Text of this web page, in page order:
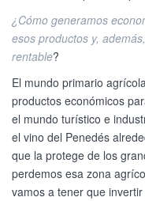
¿Cómo generamos
esos productos y,
rentable?
El mundo primario
productos económicos
el mundo turístico e
el vino del Penedés
que la protege de los
perdemos esa zona
vamos a tener que